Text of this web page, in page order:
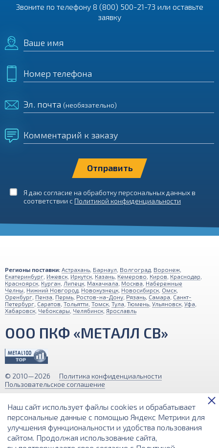
Звоните по телефону 8 (800) 500-21-73 или оставьте
заявку
Ваше имя
Номер телефона
Эл. почта (необязательно)
Комментарий к заказу
Я даю согласие на обработку персональных данных в
соответствии с Политикой конфиденциальности
Регионы поставки: Астрахань Барнаул Волгоград Воронеж
Екатеринбург Ижевск Иркутск Казань Кемерово Киров Краснодар
Красноярск Курган Липецк Махачкала Москва Набережные
Челны Нижний Новгород Новокузнецк Новосибирск Омск
Оренбург Пенза Пермь Ростов-на-Дону Рязань Самара Санкт-
Петербург Саратов Тольятти Томск Тула Тюмень Ульяновск Уфа
Хабаровск Чебоксары Челябинск Ярославль
ООО ПКФ «МЕТАЛЛ СВ»
© 2010—2026
Политика конфиденциальности
Пользовательское соглашение
на этом интернет-сайте носит исключительно информационный
характер и ни при каких условиях не является публичной офертой,
определяемой положениями Статьи 437 (2) Гражданского кодекса РФ.
Разработка и поддержка сайта
Наш сайт использует файлы cookies и обрабатывает
персональные данные с помощью Яндекс Метрики для
улучшения функциональности и удобства пользования
сайтом. Продолжая использование сайта,